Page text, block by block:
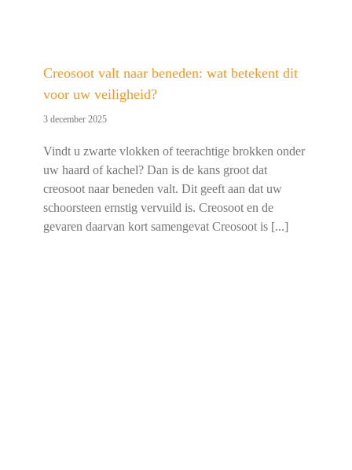
Creosoot valt naar beneden: wat betekent dit
voor uw veiligheid?
3 december 2025
Vindt u zwarte vlokken of teerachtige brokken onder
uw haard of kachel? Dan is de kans groot dat
creosoot naar beneden valt. Dit geeft aan dat uw
schoorsteen ernstig vervuild is. Creosoot en de
gevaren daarvan kort samengevat Creosoot is [...]